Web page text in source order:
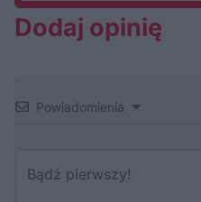
Dodaj opinię
Powiadomienia